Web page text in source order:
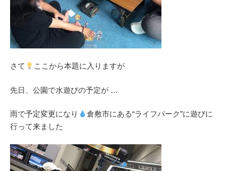
さて ここから本題に入りますが
先日、公園で水遊びの予定が …
雨で予定変更になり 倉敷市にある“ライフパーク”に遊びに
行って来ました